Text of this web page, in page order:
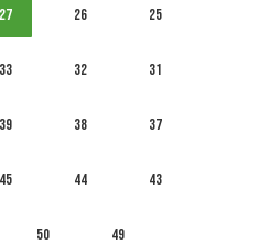
25
26
27
31
32
33
37
38
39
43
44
45
49
50